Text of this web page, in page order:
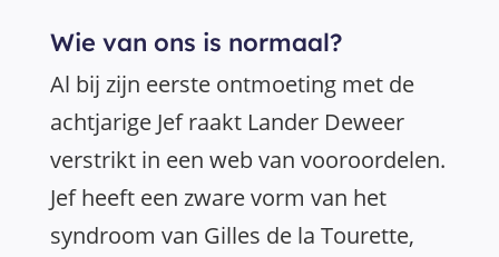
Wie van ons is normaal?
Al bij zijn eerste ontmoeting met de
achtjarige Jef raakt Lander Deweer
verstrikt in een web van vooroordelen.
Jef heeft een zware vorm van het
syndroom van Gilles de la Tourette,